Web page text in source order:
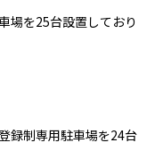
場を25台設置しており
録制専用駐車場を24台